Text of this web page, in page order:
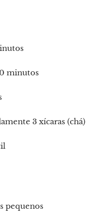
minutos
3 xícaras (chá)
pequenos